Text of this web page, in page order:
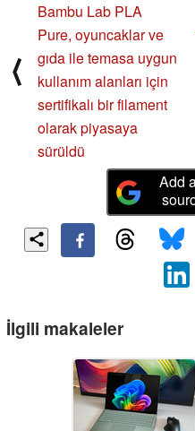
⟨
Bambu Lab PLA
Pure, oyuncaklar ve
gıda ile temasa uygun
kullanım alanları için
sertifikalı bir filament
olarak piyasaya
sürüldü
Add
İlgili makaleler